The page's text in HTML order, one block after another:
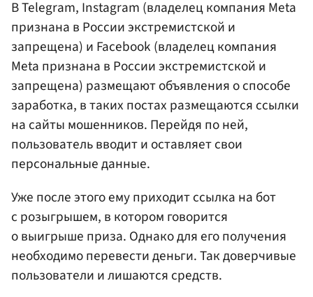
В Telegram, Instagram (владелец компания Meta
признана в России экстремистской и
запрещена) и Facebook (владелец компания
Meta признана в России экстремистской и
запрещена) размещают объявления о способе
заработка, в таких постах размещаются ссылки
на сайты мошенников. Перейдя по ней,
пользователь вводит и оставляет свои
персональные данные.
Уже после этого ему приходит ссылка на бот
с розыгрышем, в котором говорится
о выигрыше приза. Однако для его получения
необходимо перевести деньги. Так доверчивые
пользователи и лишаются средств.